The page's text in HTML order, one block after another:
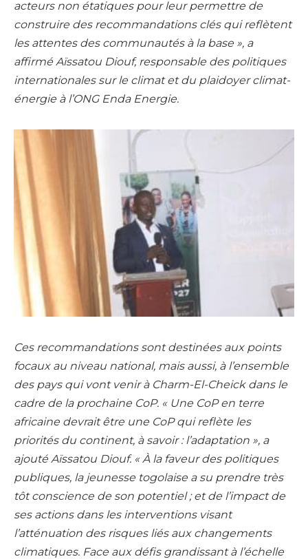
acteurs non étatiques pour leur permettre de
construire des recommandations clés qui reflètent
les attentes des communautés à la base », a
affirmé Aïssatou Diouf, responsable des politiques
internationales sur le climat et du plaidoyer climat-
énergie à l’ONG Enda Energie.
Ces recommandations sont destinées aux points
focaux au niveau national, mais aussi, à l’ensemble
des pays qui vont venir à Charm-El-Cheick dans le
cadre de la prochaine CoP. « Une CoP en terre
africaine devrait être une CoP qui reflète les
priorités du continent, à savoir : l’adaptation », a
ajouté Aïssatou Diouf. « À la faveur des politiques
publiques, la jeunesse togolaise a su prendre très
tôt conscience de son potentiel ; et de l’impact de
ses actions dans les interventions visant
l’atténuation des risques liés aux changements
climatiques. Face aux défis grandissant à l’échelle